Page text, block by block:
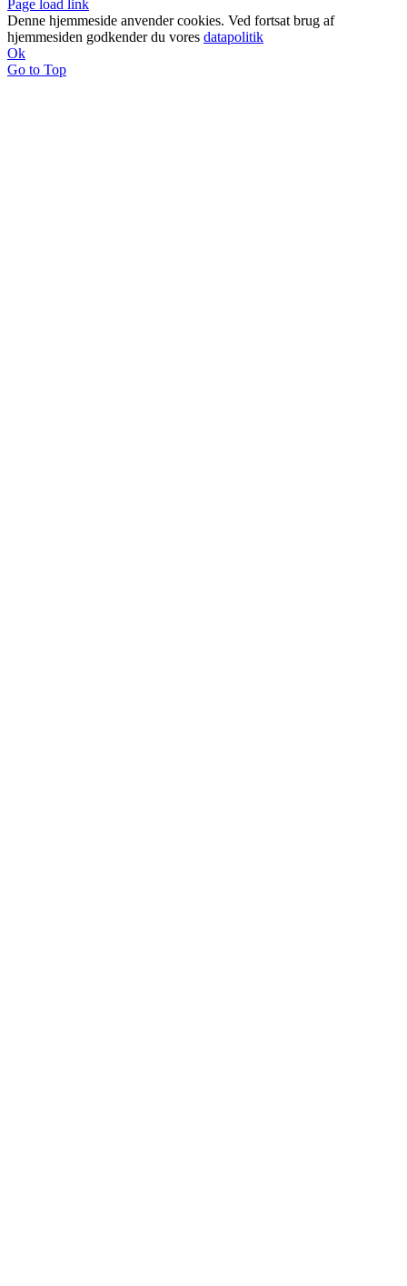
Page load link
Denne hjemmeside anvender cookies. Ved fortsat brug af
hjemmesiden godkender du vores datapolitik
Ok
Go to Top